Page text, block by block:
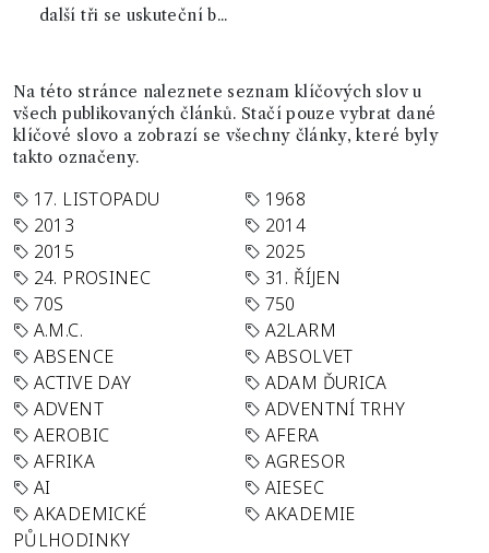
další tři se uskuteční b...
Na této stránce naleznete seznam klíčových slov u
všech publikovaných článků. Stačí pouze vybrat dané
klíčové slovo a zobrazí se všechny články, které byly
takto označeny.
17. LISTOPADU
1968
2013
2014
2015
2025
24. PROSINEC
31. ŘÍJEN
70S
750
A.M.C.
A2LARM
ABSENCE
ABSOLVET
ACTIVE DAY
ADAM ĎURICA
ADVENT
ADVENTNÍ TRHY
AEROBIC
AFERA
AFRIKA
AGRESOR
AI
AIESEC
AKADEMICKÉ
PŮLHODINKY
AKADEMIE